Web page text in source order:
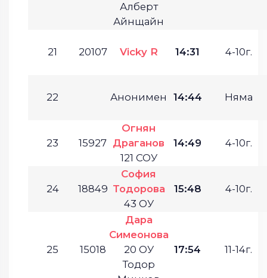
Алберт
Айнщайн
21 20107 Vicky R 14:31 4-10г.
22 Анонимен 14:44 Няма
23 15927
Огнян
Драганов
121 СОУ
14:49 4-10г.
24 18849
София
Тодорова
43 ОУ
15:48 4-10г.
25 15018
Дара
Симеонова
20 ОУ
Тодор
17:54 11-14г.